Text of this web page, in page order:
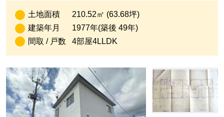
土地面積
210.52㎡ (63.68坪)
建築年月
1977年(築後 49年)
間取 / 戸数
4部屋4LLDK